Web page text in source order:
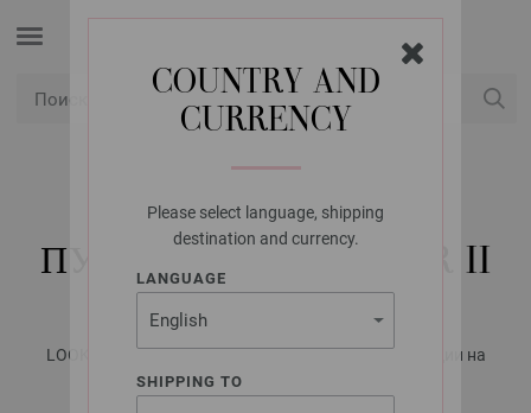
COUNTRY AND
CURRENCY
Please select language, shipping
destination and currency.
LANGUAGE
SHIPPING TO
LANA GROSSA
ПУЛОВЕР ALPACA AIR II
LOOKBOOK No. 19 - Журнал на немецком, инструкции на
русском языке | Модель 15b